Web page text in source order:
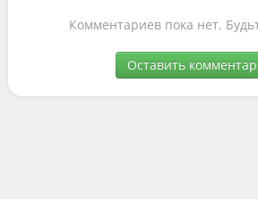
Комментариев пока нет.
Оставить